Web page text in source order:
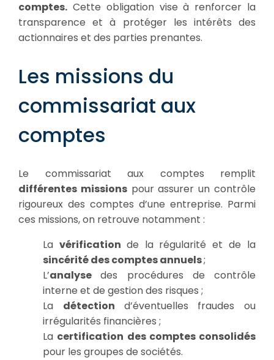
comptes. Cette obligation vise à renforcer la
transparence et à protéger les intérêts des
actionnaires et des parties prenantes.
Les missions du
commissariat aux
comptes
Le commissariat aux comptes remplit
différentes missionspour assurer un contrôle
rigoureux des comptes d’une entreprise. Parmi
ces missions, on retrouve notamment :
La vérification de la régularité et de la
sincérité des comptes annuels;
L’analysedes procédures de contrôle
interne et de gestion des risques ;
La détection d’éventuelles fraudes ou
irrégularités financières ;
La certification des comptes consolidés
pour les groupes de sociétés.